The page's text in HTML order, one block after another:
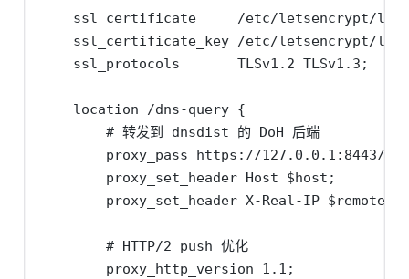
ssl_certificate     /etc/letsencrypt/
ssl_certificate_key /etc/letsencrypt/
    ssl_protocols       TLSv1.2 TLSv1.3;
    location /dns-query {
        # 转发到 dnsdist 的 DoH 后端
proxy_pass https://127.0.0.1:8443/
        proxy_set_header Host $host;
proxy_set_header X-Real-IP
        # HTTP/2 push 优化
        proxy_http_version 1.1;